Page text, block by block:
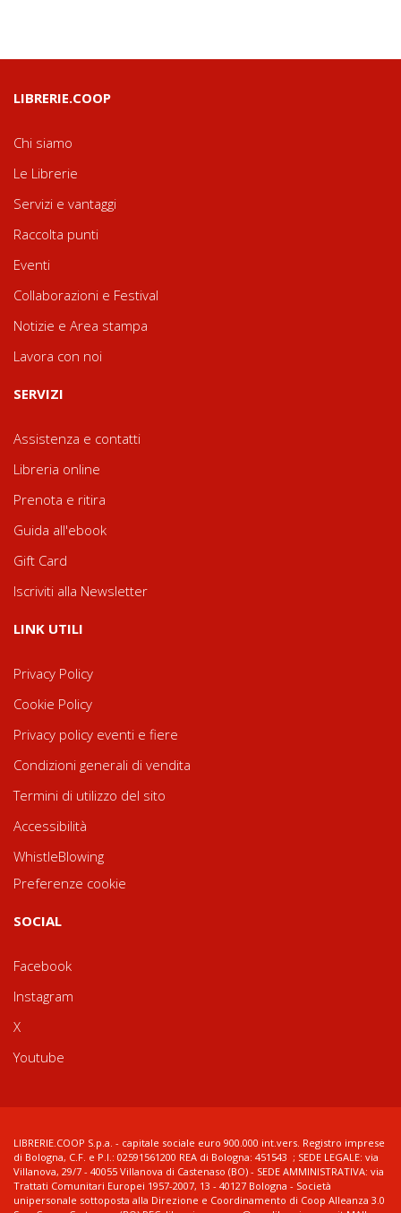
LIBRERIE.COOP
Chi siamo
Le Librerie
Servizi e vantaggi
Raccolta punti
Eventi
Collaborazioni e Festival
Notizie e Area stampa
Lavora con noi
SERVIZI
Assistenza e contatti
Libreria online
Prenota e ritira
Guida all'ebook
Gift Card
Iscriviti alla Newsletter
LINK UTILI
Privacy Policy
Cookie Policy
Privacy policy eventi e fiere
Condizioni generali di vendita
Termini di utilizzo del sito
Accessibilità
WhistleBlowing
Preferenze cookie
SOCIAL
Facebook
Instagram
X
Youtube
LIBRERIE.COOP S.p.a. - capitale sociale euro 900.000 int.vers. Registro imprese
di Bologna, C.F. e P.I.: 02591561200 REA di Bologna: 451543 ; SEDE LEGALE: via
Villanova, 29/7 - 40055 Villanova di Castenaso (BO) - SEDE AMMINISTRATIVA: via
Trattati Comunitari Europei 1957-2007, 13 - 40127 Bologna - Società
unipersonale sottoposta alla Direzione e Coordinamento di Coop Alleanza 3.0